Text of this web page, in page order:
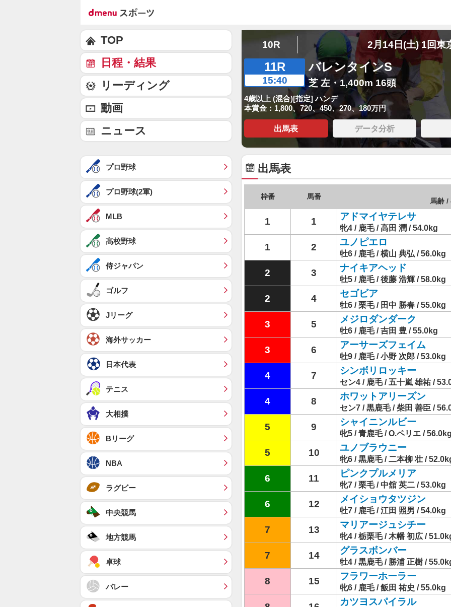
10R 2月14日(土) 1回東
11R
15:40
バレンタインS
芝 左・1,400m 16頭
4歳以上 (混合)[指定] ハンデ
本賞金：1,800、720、450、270、180万円
出馬表 データ分析
出馬表
枠番 馬番
馬齢 /
1 1 アドマイヤテレサ
牝4 / 鹿毛 / 高田 潤 / 54.0kg
1 2 ユノピエロ
牡6 / 鹿毛 / 横山 典弘 / 56.0kg
2 3 ナイキアヘッド
牡5 / 鹿毛 / 後藤 浩輝 / 58.0kg
2 4 セゴビア
牡6 / 栗毛 / 田中 勝春 / 55.0kg
3 5 メジロダンダーク
牡6 / 鹿毛 / 吉田 豊 / 55.0kg
3 6 アーサーズフェイム
牡9 / 鹿毛 / 小野 次郎 / 53.0kg
4 7 シンボリロッキー
セン4 / 鹿毛 / 五十嵐 雄祐 /
4 8 ホワットアリーズン
セン7 / 黒鹿毛 / 柴田 善臣 /
5 9 シャイニンルビー
牝5 / 青鹿毛 / O.ペリエ / 56.0kg
5 10 ユノブラウニー
牝6 / 黒鹿毛 / 二本柳 壮 /
6 11 ピンクプルメリア
牝7 / 栗毛 / 中舘 英二 / 53.0kg
6 12 メイショウタツジン
牡7 / 鹿毛 / 江田 照男 / 54.0kg
7 13 マリアージュシチー
牝4 / 栃栗毛 / 木幡 初広 /
7 14 グラスボンバー
牡4 / 黒鹿毛 / 勝浦 正樹 /
8 15 フラワーホーラー
牝6 / 鹿毛 / 飯田 祐史 / 55.0kg
カツヨスパイラル
TOP
日程・結果
リーディング
動画
ニュース
プロ野球
プロ野球(2軍)
MLB
高校野球
侍ジャパン
ゴルフ
Jリーグ
海外サッカー
日本代表
テニス
大相撲
Bリーグ
NBA
ラグビー
中央競馬
地方競馬
卓球
バレー